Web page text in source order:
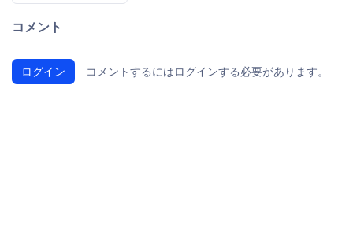
コメント
ログイン コメントするにはログインする必要があります。